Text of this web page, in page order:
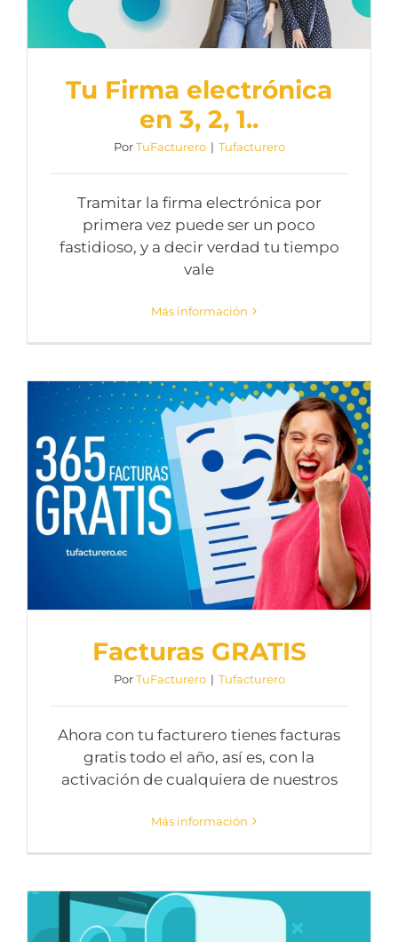
Tu Firma electrónica
en 3, 2, 1..
PorTuFacturero | Tufacturero
Tramitar la firma electrónica por
primera vez puede ser un poco
fastidioso, y a decir verdad tu tiempo
vale
Más información
Facturas GRATIS
PorTuFacturero | Tufacturero
Ahora con tu facturero tienes facturas
gratis todo el año, así es, con la
activación de cualquiera de nuestros
Más información